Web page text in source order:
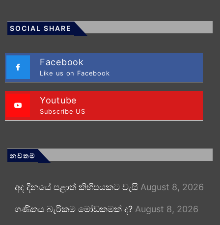
SOCIAL SHARE
Facebook
Like us on Facebook
Youtube
Subscribe US
නවතම
අද දිනයේ පළාත් කිහිපයකට වැසි August 8, 2026
ගණිතය බැරිකම මෝඩකමක් ද? August 8, 2026